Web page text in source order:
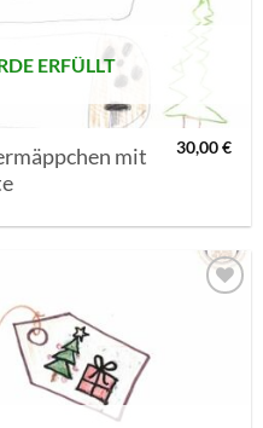
ERFÜLLT
mit
30,00€
SETZEN